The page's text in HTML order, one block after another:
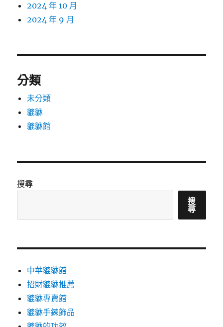
2024 年 10 月
2024 年 9 月
分類
未分類
貔貅
貔貅館
搜尋
搜
尋
中華貔貅館
招財貔貅推薦
貔貅專賣館
貔貅手鍊飾品